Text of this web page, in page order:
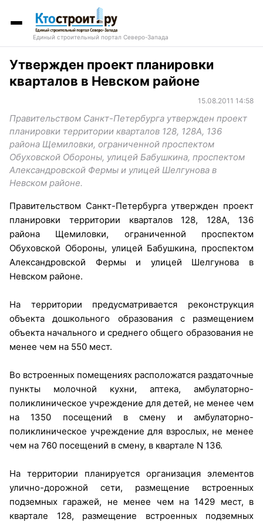
Единый строительный портал Северо-Запада
Утвержден проект планировки
кварталов в Невском районе
15.08.2011 14:58
Правительством Санкт-Петербурга утвержден проект
планировки территории кварталов 128, 128А, 136
района Щемиловки, ограниченной проспектом
Обуховской Обороны, улицей Бабушкина, проспектом
Александровской Фермы и улицей Шелгунова в
Невском районе.
Правительством Санкт-Петербурга утвержден проект
планировки территории кварталов 128, 128А, 136
района Щемиловки, ограниченной проспектом
Обуховской Обороны, улицей Бабушкина, проспектом
Александровской Фермы и улицей Шелгунова в
Невском районе.
На территории предусматривается реконструкция
объекта дошкольного образования с размещением
объекта начального и среднего общего образования не
менее чем на 550 мест.
Во встроенных помещениях расположатся раздаточные
пункты молочной кухни, аптека, амбулаторно-
поликлиническое учреждение для детей, не менее чем
на 1350 посещений в смену и амбулаторно-
поликлиническое учреждение для взрослых, не менее
чем на 760 посещений в смену, в квартале N 136.
На территории планируется организация элементов
улично-дорожной сети, размещение встроенных
подземных гаражей, не менее чем на 1429 мест, в
квартале 128, размещение встроенных подземных